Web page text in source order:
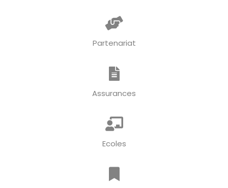
Partenariat
Assurances
Ecoles